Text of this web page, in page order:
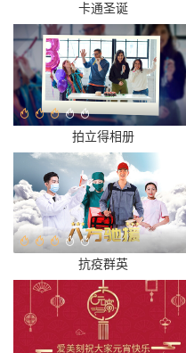
卡通圣诞
拍立得相册
抗疫群英